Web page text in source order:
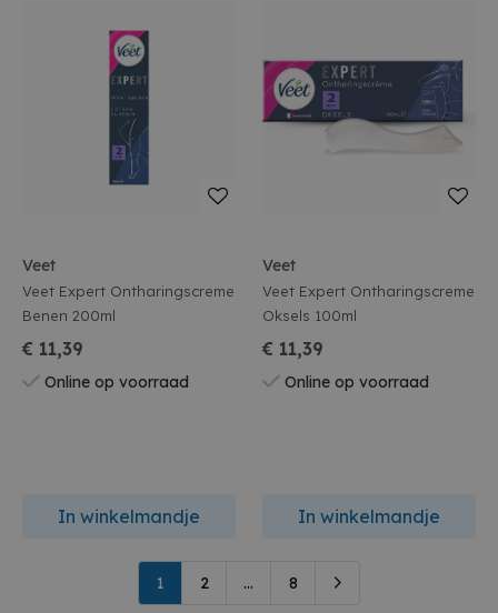
Veet
Veet Expert Ontharingscreme
Benen 200ml
€ 11,39
Online op voorraad
In winkelmandje
Veet
Veet Expert Ontharingscreme
Oksels 100ml
€ 11,39
Online op voorraad
In winkelmandje
1 2 ... 8